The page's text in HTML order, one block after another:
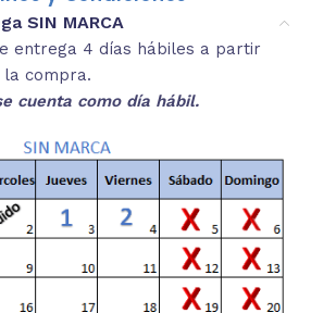
SIN MARCA
entrega 4 días hábiles a partir
la compra.
cuenta como día hábil.